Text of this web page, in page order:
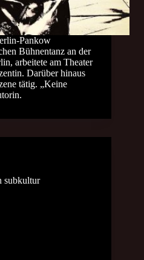
Pankow
Bühnentanz an der
arbeitete am Theater
Darüber hinaus
tätig. „Keine